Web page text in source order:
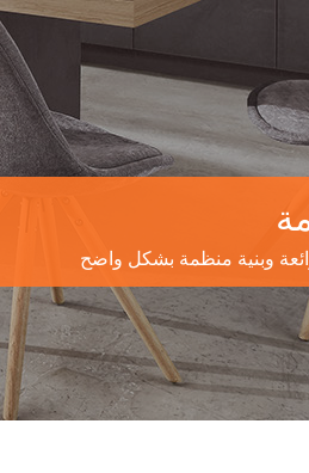
وبنية منظمة بشكل واضح